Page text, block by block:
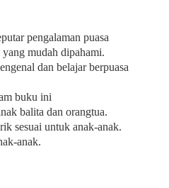
pengalaman puasa
mudah dipahami.
dan belajar berpuasa
buku ini
balita dan orangtua.
sesuai untuk anak-anak.
anak.